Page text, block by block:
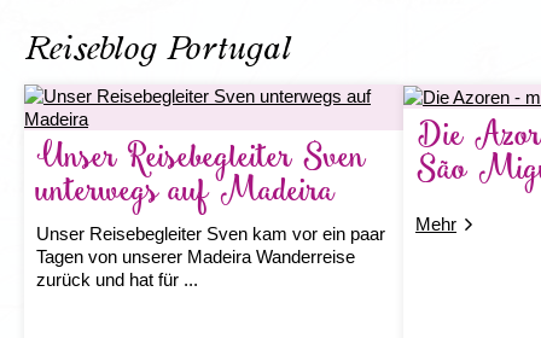
natürlichen Umgebung zu erleben. Der
abgelegene Archipel im Atlantik beherbergt ein
einzigartiges Ökos...
Preis
85,- € p.P.
Mehr Informationen
Reiseblog Portugal
Unser Reisebegleiter Sven
unterwegs auf Madeira
Unser Reisebegleiter Sven kam vor ein paar
Tagen von unserer Madeira Wanderreise
zurück und hat für ...
Die
São
Mehr